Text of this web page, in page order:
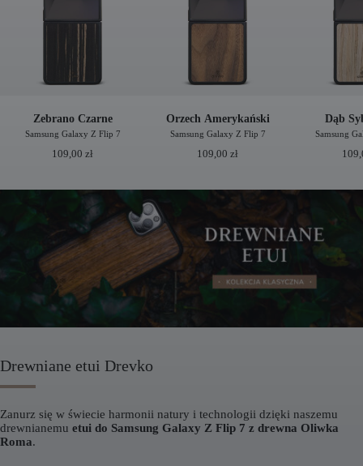
Zebrano Czarne
Samsung Galaxy Z Flip 7
109,00zł
Orzech Amerykański
Samsung Galaxy Z Flip 7
109,00zł
Dąb
Samsung
Drewniane etui Drevko
Zanurz się w świecie harmonii natury i technologii dzięki naszemu
drewnianemu etui do Samsung Galaxy Z Flip 7 z drewna Oliwka
Roma.